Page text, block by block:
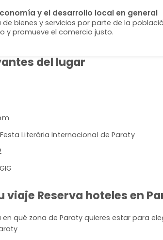
y el desarrollo local en general
bienes y servicios por parte de la
y promueve el comercio justo.
del lugar
Festa Literária Internacional de Paraty
GIG
viaje Reserva hoteles en
en qué zona de Paraty quieres estar para